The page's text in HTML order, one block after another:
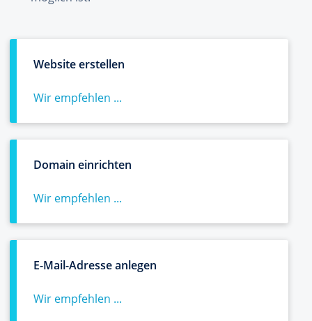
Website erstellen
Wir empfehlen ...
Domain einrichten
Wir empfehlen ...
E-Mail-Adresse anlegen
Wir empfehlen ...